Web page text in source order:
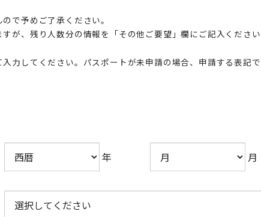
で予めご了承ください。
が、残り人数分の情報を「その他ご要望」欄にご記入くださ
力してください。パスポートが未申請の場合、申請する表記
年 月